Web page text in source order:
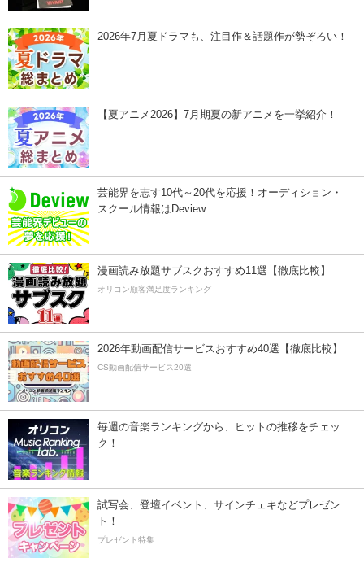
2026年7月夏ドラマも、注目作＆話題作が勢ぞろい！
【夏アニメ2026】7月期夏の新アニメを一挙紹介！
芸能界を志す10代～20代を応援！オーディション・
スクール情報はDeview
漫画読み放題サブスクおすすめ11選【徹底比較】
オリコン顧客満足度ランキング
2026年動画配信サービスおすすめ40選【徹底比較】
CS動画配信サービス20選
毎週の音楽ランキングから、ヒットの推移をチェッ
ク！
試写会、登壇イベント、サインチェキなどプレゼン
ト！
プレゼント特集